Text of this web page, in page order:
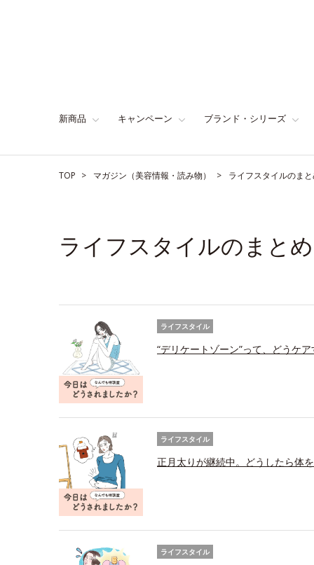
新商品 キャンペーン ブランド・シリーズ
TOP マガジン（美容情報・読み物） ライフスタイルのま
ライフスタイルのまとめ
ライフスタイル
“デリケートゾーン”って、どうケ
ライフスタイル
正月太りが継続中。どうしたら体
ライフスタイル